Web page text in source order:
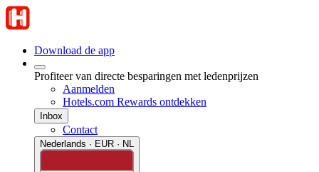
Download de app
Profiteer van directe besparingen met ledenprijzen
Aanmelden
Hotels.com Rewards ontdekken
Inbox
Contact
Nederlands · EUR · NL